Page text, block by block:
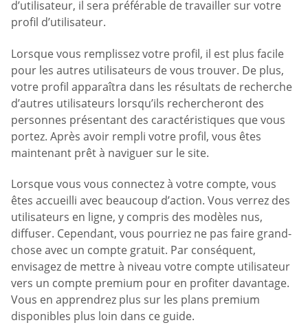
d’utilisateur, il sera préférable de travailler sur votre
profil d’utilisateur.
Lorsque vous remplissez votre profil, il est plus facile
pour les autres utilisateurs de vous trouver. De plus,
votre profil apparaîtra dans les résultats de recherche
d’autres utilisateurs lorsqu’ils rechercheront des
personnes présentant des caractéristiques que vous
portez. Après avoir rempli votre profil, vous êtes
maintenant prêt à naviguer sur le site.
Lorsque vous vous connectez à votre compte, vous
êtes accueilli avec beaucoup d’action. Vous verrez des
utilisateurs en ligne, y compris des modèles nus,
diffuser. Cependant, vous pourriez ne pas faire grand-
chose avec un compte gratuit. Par conséquent,
envisagez de mettre à niveau votre compte utilisateur
vers un compte premium pour en profiter davantage.
Vous en apprendrez plus sur les plans premium
disponibles plus loin dans ce guide.